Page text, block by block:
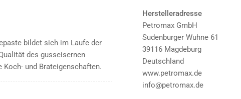
Herstelleradresse
Petromax GmbH
Sudenburger Wuhne 61
39116 Magdeburg
Deutschland
www.petromax.de
info@petromax.de
bildet sich im Laufe der
des gusseisernen
und Brateigenschaften.